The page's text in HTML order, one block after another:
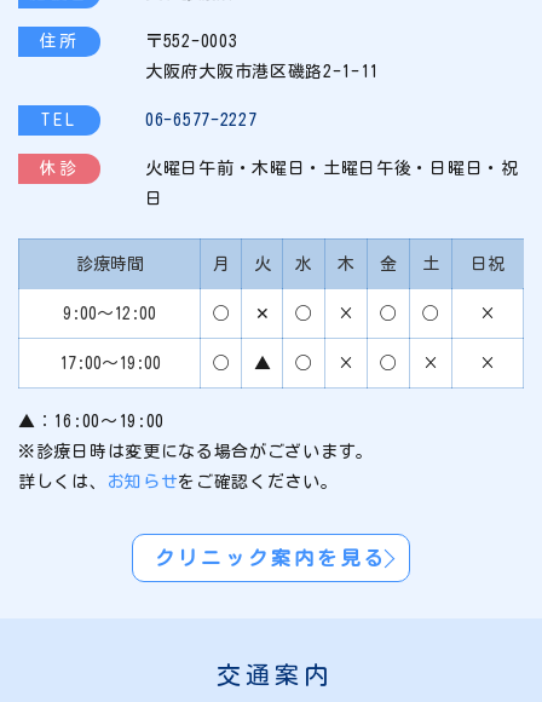
住所
〒552-0003
大阪府大阪市港区磯路2-1-11
TEL 06-6577-2227
休診
火曜日午前・木曜日・土曜日午後・日曜日・祝
日
診療時間 月 火 水 木 金 土 日祝
9:00～12:00 ◯ ✕ ◯ × ◯ ◯ ×
17:00～19:00 ◯ ▲ ◯ × ◯ × ×
▲：16:00～19:00
※診療日時は変更になる場合がございます。
詳しくは、
お知らせをご確認ください。
クリニック案内を見る
交通案内